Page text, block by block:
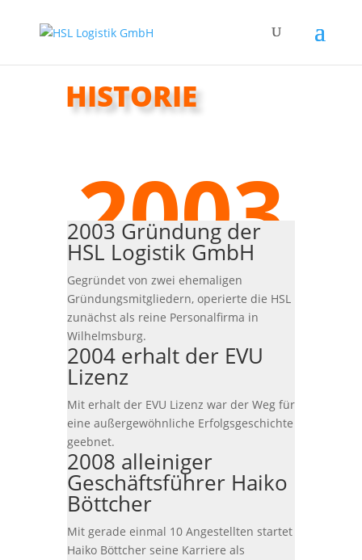
HISTORIE
2003
2003 Gründung der
HSL Logistik GmbH
Gegründet von zwei ehemaligen
Gründungsmitgliedern, operierte die HSL
zunächst als reine Personalfirma in
Wilhelmsburg.
2004 erhalt der EVU
Lizenz
Mit erhalt der EVU Lizenz war der Weg für
eine außergewöhnliche Erfolgsgeschichte
geebnet.
2008 alleiniger
Geschäftsführer Haiko
Böttcher
Mit gerade einmal 10 Angestellten startet
Haiko Böttcher seine Karriere als